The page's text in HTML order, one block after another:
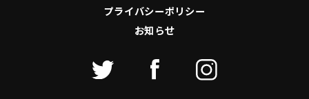
プライバシーポリシー
お知らせ